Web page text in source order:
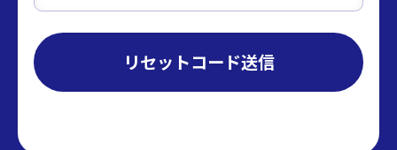
リセットコード送信